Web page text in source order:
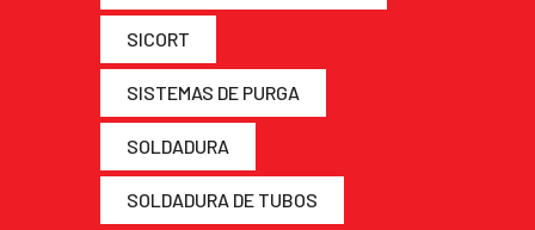
SICORT
SISTEMAS DE PURGA
SOLDADURA
SOLDADURA DE TUBOS